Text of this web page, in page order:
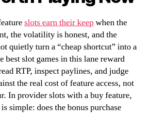
slots earn their keepwhen the
the volatility is honest, and the
quietly turn a “cheap shortcut” into a
best slot games in this lane reward
RTP, inspect paylines, and judge
the real cost of feature access, not
In provider slots with a buy feature,
simple: does the bonus purchase